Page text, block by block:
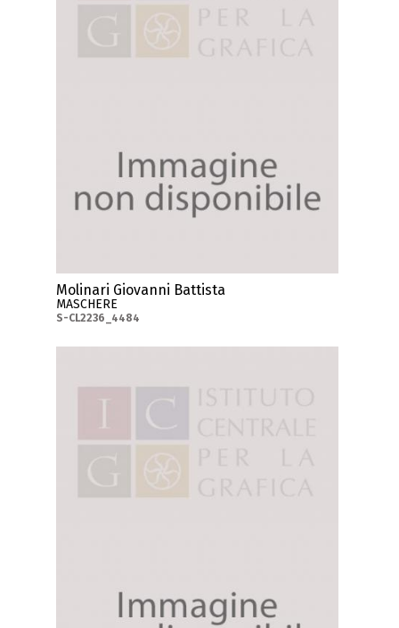
Molinari Giovanni Battista
MASCHERE
S-CL2236_4484